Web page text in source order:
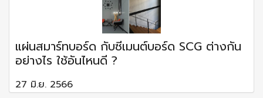
แผ่นสมาร์ทบอร์ด กับซีเมนต์บอร์ด SCG ต่างกัน
อย่างไร ใช้อันไหนดี ?
27 มิ.ย. 2566